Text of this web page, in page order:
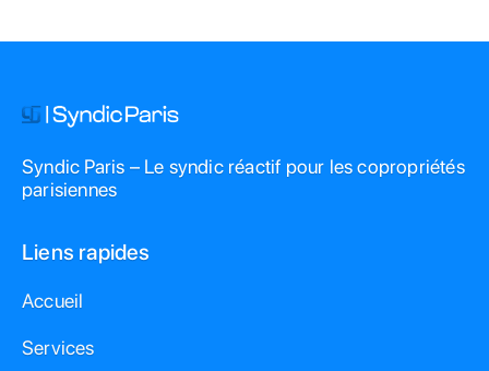
Syndic Paris – Le syndic réactif pour les copropriétés
parisiennes
Liens rapides
Accueil
Services